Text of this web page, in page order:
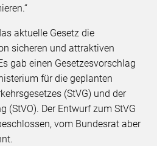
aktuelle Gesetz die
sicheren und attraktiven
gab einen Gesetzesvorschlag
für die geplanten
(StVG) und der
(StVO). Der Entwurf zum StVG
vom Bundesrat aber